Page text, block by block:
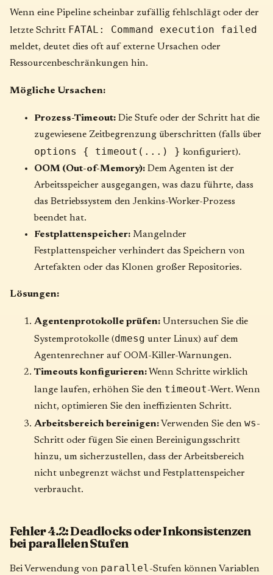
Wenn eine Pipeline scheinbar zufällig fehlschlägt oder der
letzte Schritt FATAL: Command execution failed
meldet, deutet dies oft auf externe Ursachen oder
Ressourcenbeschränkungen hin.
Mögliche Ursachen:
Prozess-Timeout: Die Stufe oder der Schritt hat die
zugewiesene Zeitbegrenzung überschritten (falls über
options { timeout(...) } konfiguriert).
OOM (Out-of-Memory): Dem Agenten ist der
Arbeitsspeicher ausgegangen, was dazu führte, dass
das Betriebssystem den Jenkins-Worker-Prozess
beendet hat.
Festplattenspeicher: Mangelnder
Festplattenspeicher verhindert das Speichern von
Artefakten oder das Klonen großer Repositories.
Lösungen:
Agentenprotokolle prüfen: Untersuchen Sie die
Systemprotokolle (dmesg unter Linux) auf dem
Agentenrechner auf OOM-Killer-Warnungen.
Timeouts konfigurieren: Wenn Schritte wirklich
lange laufen, erhöhen Sie den timeout-Wert. Wenn
nicht, optimieren Sie den ineffizienten Schritt.
Arbeitsbereich bereinigen: Verwenden Sie den ws-
Schritt oder fügen Sie einen Bereinigungsschritt
hinzu, um sicherzustellen, dass der Arbeitsbereich
nicht unbegrenzt wächst und Festplattenspeicher
verbraucht.
Fehler 4.2: Deadlocks oder Inkonsistenzen
bei parallelen Stufen
Bei Verwendung von parallel-Stufen können Variablen